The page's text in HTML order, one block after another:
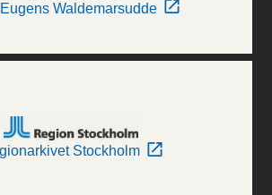
Waldemarsudde
Stockholm